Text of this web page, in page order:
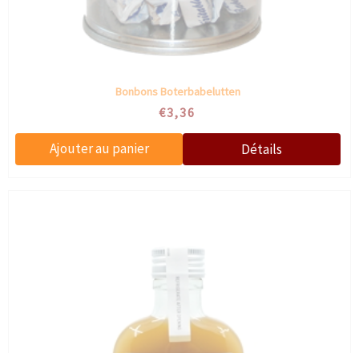
Bonbons Boterbabelutten
€3,36